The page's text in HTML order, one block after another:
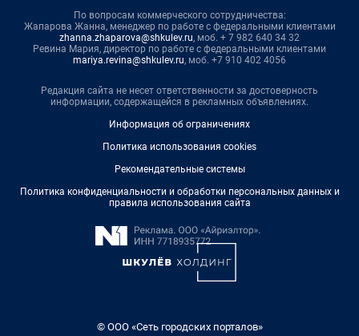
По вопросам коммерческого сотрудничества:
Жапарова Жанна, менеджер по работе с федеральными клиентами
zhanna.zhaparova@shkulev.ru, моб. + 7 982 640 34 32
Ревина Мария, директор по работе с федеральными клиентами
mariya.revina@shkulev.ru, моб. +7 910 402 4056
Редакция сайта не несет ответственности за достоверность
информации, содержащейся в рекламных объявлениях.
Информация об ограничениях
Политика использования cookies
Рекомендательные системы
Политика конфиденциальности и обработки персональных данных и
правила использования сайта
© ООО «Сеть городских порталов»